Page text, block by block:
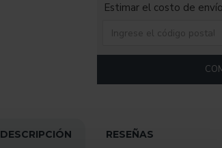
Estimar el costo de envío
DESCRIPCIÓN RESEÑAS